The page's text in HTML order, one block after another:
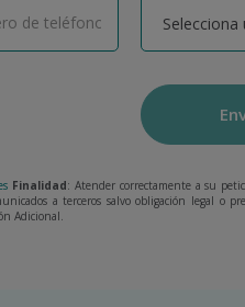
Finalidad: Atender correctamente a su
a terceros salvo obligación legal o
Adicional.